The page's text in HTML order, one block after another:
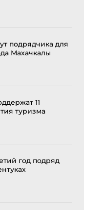
подрядчика для
Махачкалы
11
туризма
год подряд